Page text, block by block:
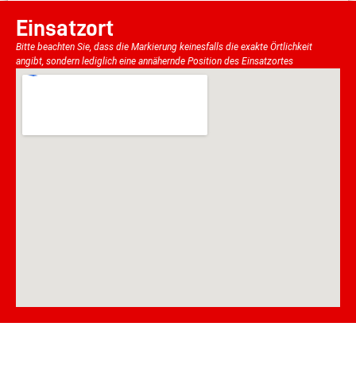
Einsatzort
Bitte beachten Sie, dass die Markierung keinesfalls die exakte Örtlichkeit
angibt, sondern lediglich eine annähernde Position des Einsatzortes